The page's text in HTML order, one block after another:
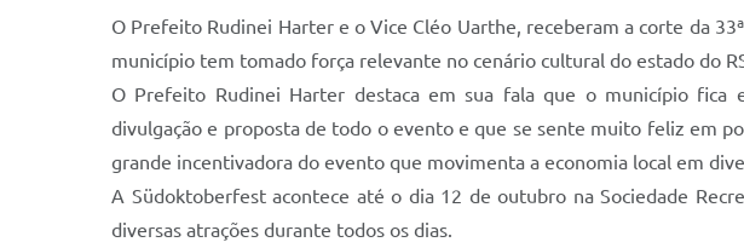
O Prefeito Rudinei Harter e o Vice Cléo Uarthe, receberam a corte da
município tem tomado força relevante no cenário cultural do estado do
O Prefeito Rudinei Harter destaca em sua fala que o município fica
divulgação e proposta de todo o evento e que se sente muito feliz em
grande incentivadora do evento que movimenta a economia local em
A Südoktoberfest acontece até o dia 12 de outubro na Sociedade
diversas atrações durante todos os dias.